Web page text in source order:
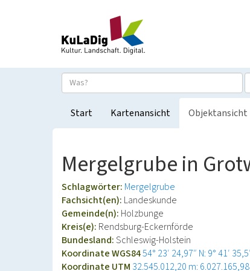
Start Kartenansicht Objektansicht
Mergelgrube in
Schlagwörter: Mergelgrube
Fachsicht(en): Landeskunde
Gemeinde(n): Holzbunge
Kreis(e): Rendsburg-Eckernförde
Bundesland:Schleswig-Holstein
Koordinate WGS8454° 23′ 24,97″ N: 9° 41′
Koordinate UTM 32.545.012,20 m: